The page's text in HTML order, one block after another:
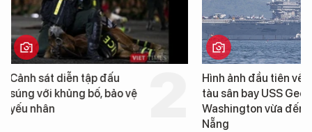
Hình ảnh đầu tiên về siêu
tàu sân bay USS George
Washington vừa đến Đà
Đà Nẵng sẽ đầu tư
6.200 tỷ đồng xây
Bến cảng Liên Chiểu
đoạn 2